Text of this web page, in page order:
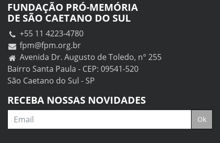
FUNDAÇÃO PRÓ-MEMÓRIA
DE SÃO CAETANO DO SUL
+55 11 4223-4780
fpm@fpm.org.br
Avenida Dr. Augusto de Toledo, n° 255
Bairro Santa Paula - CEP: 09541-520
São Caetano do Sul - SP
RECEBA NOSSAS NOVIDADES
Email Ok